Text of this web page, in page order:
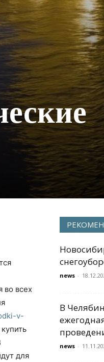
во всех
v-
для
news -
В
news -